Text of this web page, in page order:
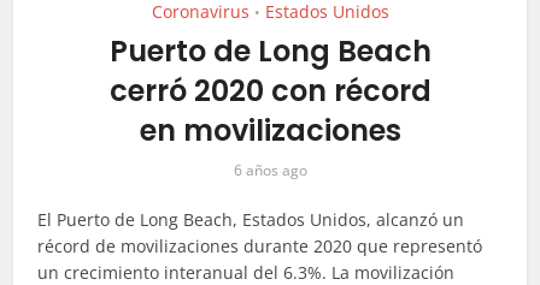
Coronavirus • Estados Unidos
Puerto de Long Beach
cerró 2020 con récord
en movilizaciones
6 años ago
El Puerto de Long Beach, Estados Unidos, alcanzó un
récord de movilizaciones durante 2020 que representó
un crecimiento interanual del 6.3%. La movilización